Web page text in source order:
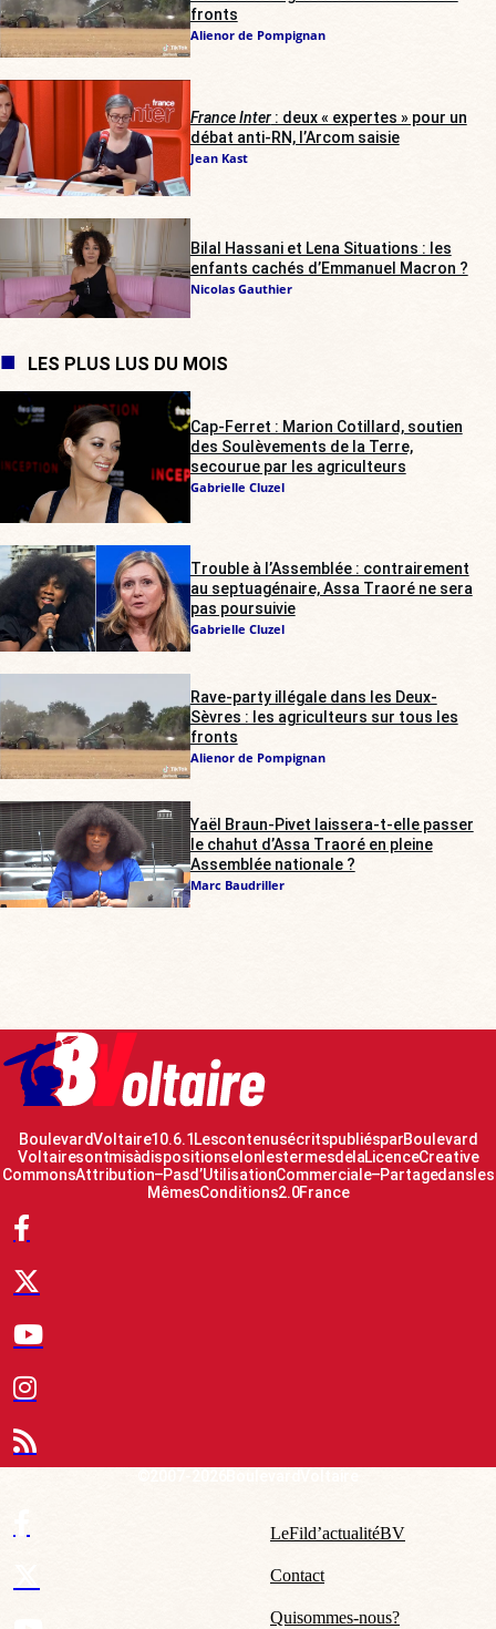
fronts
Alienor de Pompignan
France Inter: deux « expertes » pour un
débat anti-RN, l’Arcom saisie
Jean Kast
Bilal Hassani et Lena Situations : les
enfants cachés d’Emmanuel Macron ?
Nicolas Gauthier
LES PLUS LUS DU MOIS
Cap-Ferret : Marion Cotillard, soutien
des Soulèvements de la Terre,
secourue par les agriculteurs
Gabrielle Cluzel
Trouble à l’Assemblée : contrairement
au septuagénaire, Assa Traoré ne sera
pas poursuivie
Gabrielle Cluzel
Rave-party illégale dans les Deux-
Sèvres : les agriculteurs sur tous les
fronts
Alienor de Pompignan
Yaël Braun-Pivet laissera-t-elle passer
le chahut d’Assa Traoré en pleine
Assemblée nationale ?
Marc Baudriller
Boulevard Voltaire 10.6.1 Les contenus écrits publiés par Boulevard
Voltaire sont mis à disposition selon les termes de la Licence Creative
Commons Attribution – Pas d’Utilisation Commerciale – Partage dans les
Mêmes Conditions 2.0 France
Le Fil d’actualité BV
Contact
Qui sommes-nous ?